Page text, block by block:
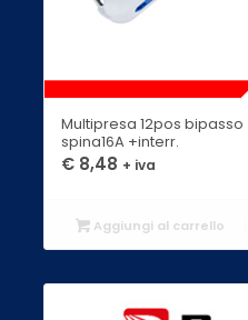
Multipresa 12pos
spina16A +interr.
€8,48 + iva
Aggiungi al carrello